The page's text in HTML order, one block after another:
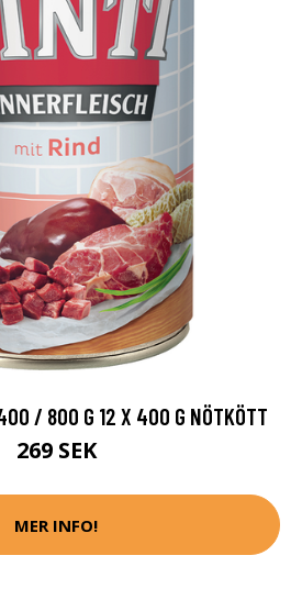
/ 800 G 12 X 400 G NÖTKÖTT
269 SEK
MER INFO!